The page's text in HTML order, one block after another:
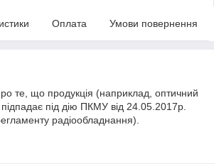
Оплата Умови повернення
те, що продукція (наприклад, оптичний
під дію ПКМУ від 24.05.2017р.
радіообладнання).